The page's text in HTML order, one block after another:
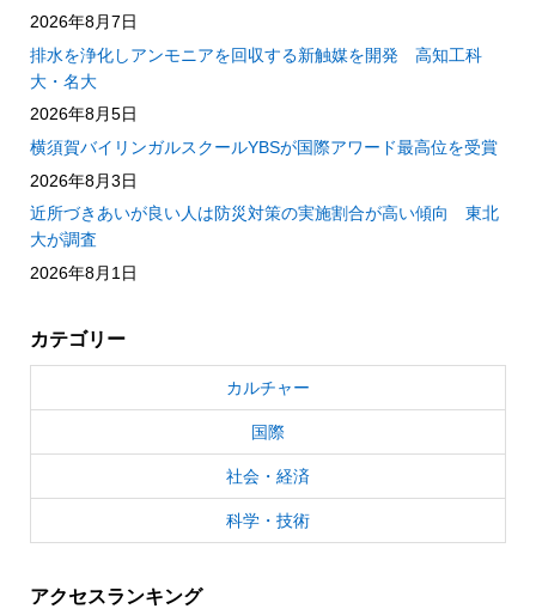
2026年8月7日
排水を浄化しアンモニアを回収する新触媒を開発 高知工科
大・名大
2026年8月5日
横須賀バイリンガルスクールYBSが国際アワード最高位を受賞
2026年8月3日
近所づきあいが良い人は防災対策の実施割合が高い傾向 東北
大が調査
2026年8月1日
カテゴリー
カルチャー
国際
社会・経済
科学・技術
アクセスランキング